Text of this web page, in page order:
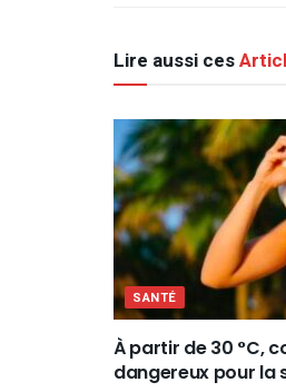
Lire aussi ces
SANTÉ
À partir de 30 °C,
dangereux pour la